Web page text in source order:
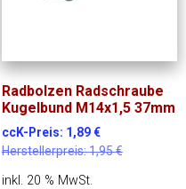
Radbolzen Radschraube
Kugelbund M14x1,5 37mm
ccK-Preis: 1,89€
Herstellerpreis:1,95€
inkl. 20 % MwSt.